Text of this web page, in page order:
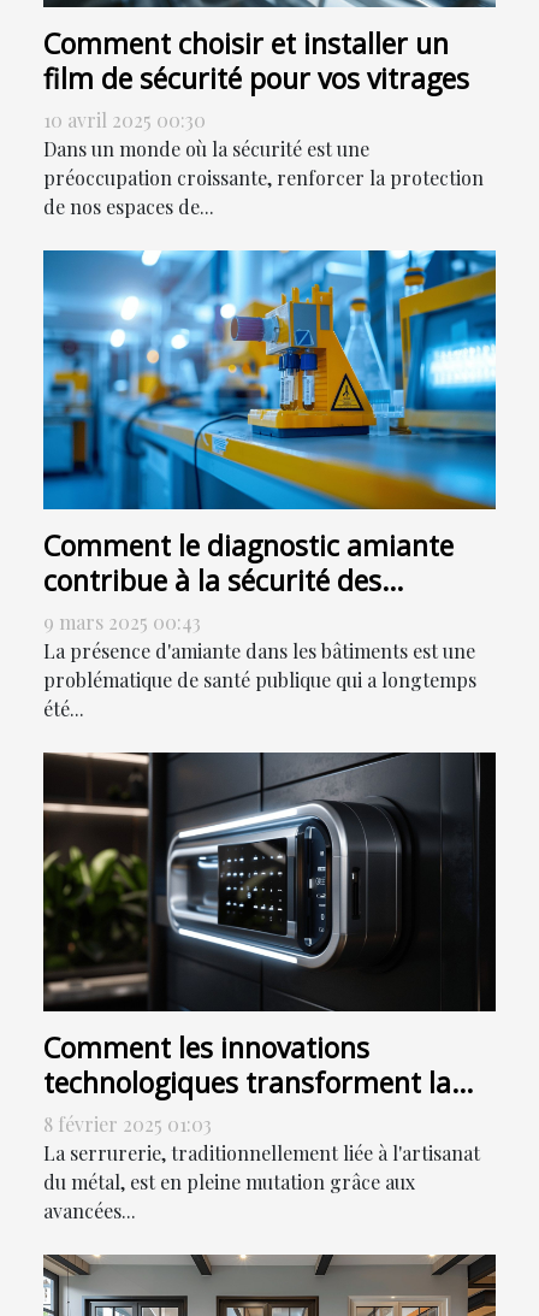
Comment choisir et installer un
film de sécurité pour vos vitrages
10 avril 2025 00:30
Dans un monde où la sécurité est une
préoccupation croissante, renforcer la protection
de nos espaces de...
Comment le diagnostic amiante
contribue à la sécurité des
bâtiments
9 mars 2025 00:43
La présence d'amiante dans les bâtiments est une
problématique de santé publique qui a longtemps
été...
Comment les innovations
technologiques transforment la
serrurerie moderne
8 février 2025 01:03
La serrurerie, traditionnellement liée à l'artisanat
du métal, est en pleine mutation grâce aux
avancées...